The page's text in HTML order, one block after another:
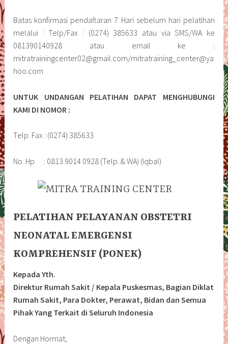
Batas konfirmasi pendaftaran 7 Hari sebelum hari pelatihan
melalui : Telp/Fax : (0274) 385633 atau via SMS/WA ke
081390140928 atau email ke :
mitratrainingcenter02@gmail.com/mitratraining_center@ya
hoo.com
UNTUK UNDANGAN PELATIHAN DAPAT MENGHUBUNGI
KAMI DI NOMOR :
Telp. Fax : (0274) 385633
No. Hp : 0813 9014 0928 (Telp. & WA) (Iqbal)
PELATIHAN PELAYANAN OBSTETRI
NEONATAL EMERGENSI
KOMPREHENSIF (PONEK)
Kepada Yth.
Direktur Rumah Sakit / Kepala Puskesmas, Bagian Diklat
Rumah Sakit, Para Dokter, Perawat, Bidan dan Semua
Pihak Yang Terkait di Seluruh Indonesia
Dengan Hormat,